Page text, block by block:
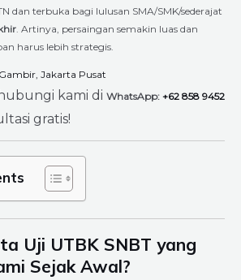
dan terbuka bagi lulusan SMA/SMK/sederajat
. Artinya, persaingan semakin luas dan
harus lebih strategis.
Jakarta Pusat
kami di WhatsApp: +62 858 9452
gratis!
Uji UTBK SNBT yang
Sejak Awal?